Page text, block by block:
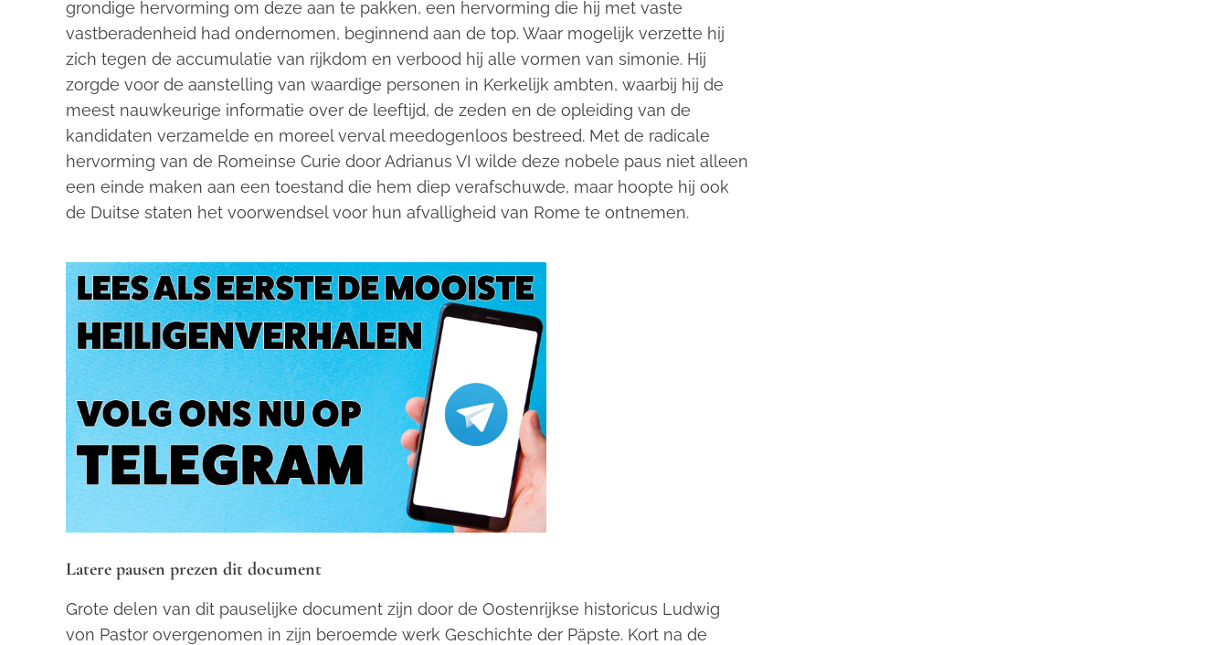
grondige hervorming om deze aan te pakken, een hervorming die hij met vaste
vastberadenheid had ondernomen, beginnend aan de top. Waar mogelijk verzette hij
zich tegen de accumulatie van rijkdom en verbood hij alle vormen van simonie. Hij
zorgde voor de aanstelling van waardige personen in Kerkelijk ambten, waarbij hij de
meest nauwkeurige informatie over de leeftijd, de zeden en de opleiding van de
kandidaten verzamelde en moreel verval meedogenloos bestreed. Met de radicale
hervorming van de Romeinse Curie door Adrianus VI wilde deze nobele paus niet alleen
een einde maken aan een toestand die hem diep verafschuwde, maar hoopte hij ook
de Duitse staten het voorwendsel voor hun afvalligheid van Rome te ontnemen.
Latere pausen prezen dit document
Grote delen van dit pauselijke document zijn door de Oostenrijkse historicus Ludwig
von Pastor overgenomen in zijn beroemde werk Geschichte der Päpste. Kort na de